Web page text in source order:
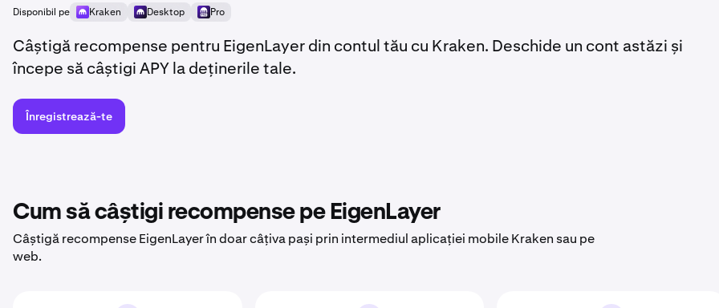
Disponibil pe Kraken Desktop Pro
Câștigă recompense pentru EigenLayer din contul tău cu Kraken. Deschide un cont astăzi și
începe să câștigi APY la deținerile tale.
Înregistrează-te
Cum să câștigi recompense pe EigenLayer
Câștigă recompense EigenLayer în doar câțiva pași prin intermediul aplicației mobile Kraken sau pe
web.